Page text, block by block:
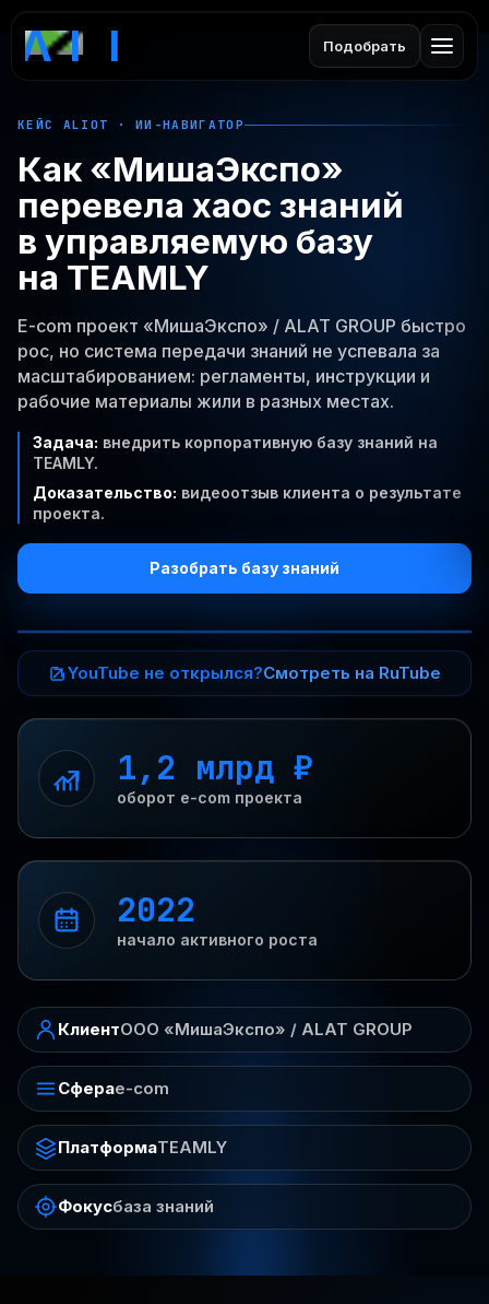
Подобрать
КЕЙС ALIOT · ИИ-НАВИГАТОР
Как «МишаЭкспо»
перевела хаос знаний
в управляемую базу
на TEAMLY
E-com проект «МишаЭкспо» / ALAT GROUP быстро
рос, но система передачи знаний не успевала за
масштабированием: регламенты, инструкции и
рабочие материалы жили в разных местах.
Задача: внедрить корпоративную базу знаний на
TEAMLY.
Доказательство: видеоотзыв клиента о результате
проекта.
Разобрать базу знаний
YouTube не открылся?Смотреть на RuTube
1,2 млрд ₽
оборот e-com проекта
2022
начало активного роста
КлиентООО «МишаЭкспо» / ALAT GROUP
Сфераe-com
ПлатформаTEAMLY
Фокусбаза знаний